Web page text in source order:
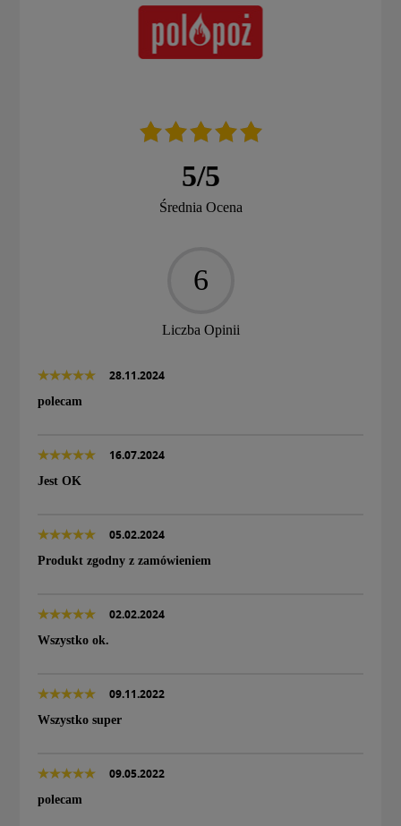
5/5
Średnia Ocena
6
Liczba Opinii
28.11.2024
polecam
16.07.2024
Jest OK
05.02.2024
Produkt zgodny z zamówieniem
02.02.2024
Wszystko ok.
09.11.2022
Wszystko super
09.05.2022
polecam